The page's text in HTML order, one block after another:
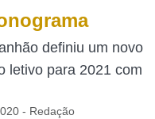
definiu um novo
letivo para 2021 com
- Redação